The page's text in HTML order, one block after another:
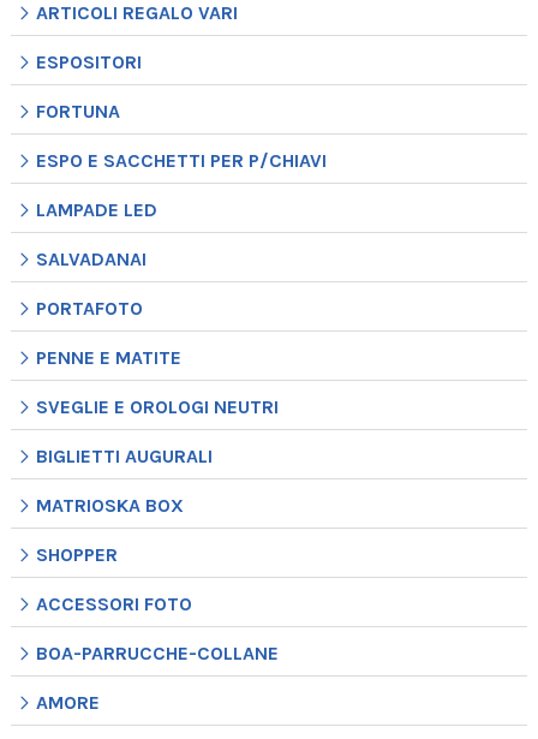
ARTICOLI REGALO VARI
ESPOSITORI
FORTUNA
ESPO E SACCHETTI PER P/CHIAVI
LAMPADE LED
SALVADANAI
PORTAFOTO
PENNE E MATITE
SVEGLIE E OROLOGI NEUTRI
BIGLIETTI AUGURALI
MATRIOSKA BOX
SHOPPER
ACCESSORI FOTO
BOA-PARRUCCHE-COLLANE
AMORE